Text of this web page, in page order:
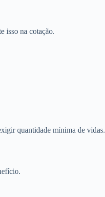
isso na cotação.
quantidade mínima de vidas.